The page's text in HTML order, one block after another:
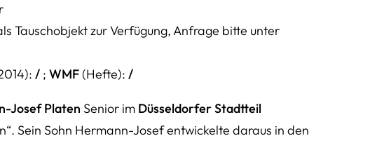
Tauschobjekt zur Verfügung, Anfrage bitte unter
/ ; WMF (Hefte): /
Josef Platen Senior im Düsseldorfer Stadtteil
Sein Sohn Hermann-Josef entwickelte daraus in den